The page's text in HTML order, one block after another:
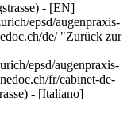
- [EN]
epsd/augenpraxis-
de/ "Zurück zur
epsd/augenpraxis-
fr/cabinet-de-
- [Italiano]